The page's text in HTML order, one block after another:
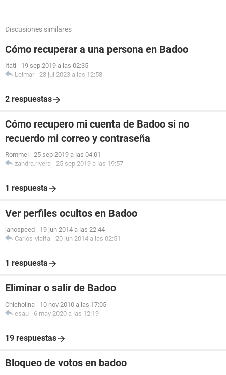
Discusiones similares
Cómo recuperar a una persona en Badoo
Itati - 19 sep 2019 a las 02:35
Leimar - 28 jul 2023 a las 12:58
2 respuestas
Cómo recupero mi cuenta de Badoo si no
recuerdo mi correo y contraseña
Rommel - 25 sep 2019 a las 04:01
zandra.rivera - 25 sep 2019 a las 19:57
1 respuesta
Ver perfiles ocultos en Badoo
janospeed - 19 jun 2014 a las 22:44
Carlos-vialfa - 20 jun 2014 a las 02:51
1 respuesta
Eliminar o salir de Badoo
Chicholina - 10 nov 2010 a las 17:05
esau - 6 may 2020 a las 12:19
19 respuestas
Bloqueo de votos en badoo